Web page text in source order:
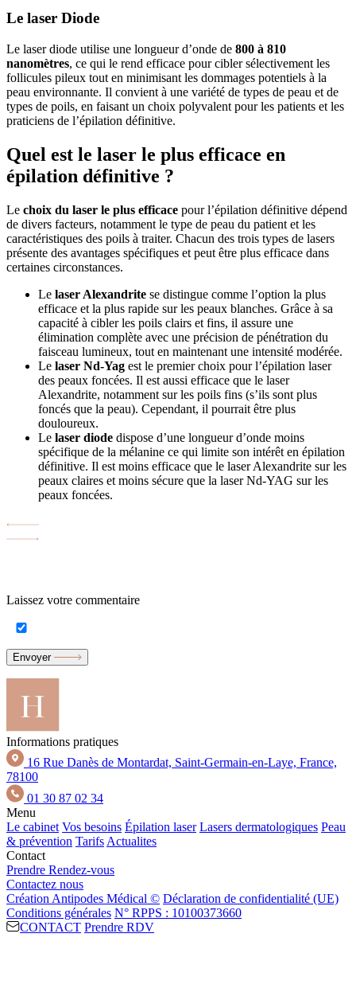
Le laser Diode
Le laser diode utilise une longueur d’onde de 800 à 810
nanomètres, ce qui le rend efficace pour cibler sélectivement les
follicules pileux tout en minimisant les dommages potentiels à la
peau environnante. Il convient à une variété de types de peau et de
types de poils, en faisant un choix polyvalent pour les patients et les
praticiens de l’épilation définitive.
Quel est le laser le plus efficace en
épilation définitive ?
Le choix du laser le plus efficace pour l’épilation définitive dépend
de divers facteurs, notamment le type de peau du patient et les
caractéristiques des poils à traiter. Chacun des trois types de lasers
présente des avantages spécifiques et peut être plus efficace dans
certaines circonstances.
Le laser Alexandrite se distingue comme l’option la plus
efficace et la plus rapide sur les peaux blanches. Grâce à sa
capacité à cibler les poils clairs et fins, il assure une
élimination complète avec une précision de pénétration du
faisceau lumineux, tout en maintenant une intensité modérée.
Le laser Nd-Yag est le premier choix pour l’épilation laser
des peaux foncées. Il est aussi efficace que le laser
Alexandrite, notamment sur les poils fins (s’ils sont plus
foncés que la peau). Cependant, il pourrait être plus
douloureux.
Le laser diode dispose d’une longueur d’onde moins
spécifique de la mélanine ce qui limite son intérêt en épilation
définitive. Il est moins efficace que le laser Alexandrite sur les
peaux claires et moins sécure que la laser Nd-YAG sur les
peaux foncées.
Laissez votre commentaire
Envoyer
Informations pratiques
16 Rue Danès de Montardat, Saint-Germain-en-Laye, France,
78100
01 30 87 02 34
Menu
Le cabinet Vos besoins Épilation laser Lasers dermatologiques Peau
& prévention Tarifs Actualites
Contact
Prendre Rendez-vous
Contactez nous
Création Antipodes Médical © Déclaration de confidentialité (UE)
Conditions générales N° RPPS : 10100373660
CONTACT Prendre RDV